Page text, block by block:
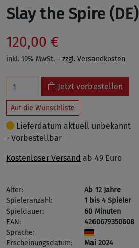
Slay the Spire (DE)
120,00 €
inkl. 19% MwSt. – zzgl. Versandkosten
Jetzt vorbestellen
Auf die Wunschliste
Lieferdatum aktuell unbekannt
- Vorbestellbar
Kostenloser Versand ab 49 Euro
Alter:
Ab 12 Jahre
Spieleranzahl:
1 bis 4 Spieler
Spieldauer:
60 Minuten
EAN:
4260679350608
Sprache:
Erscheinungsdatum:
Mai 2024